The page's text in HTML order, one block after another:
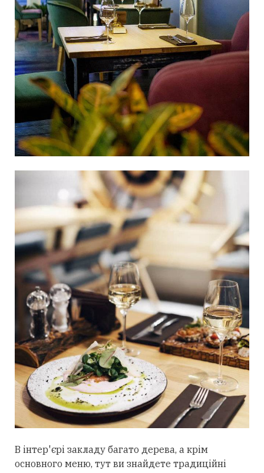
В інтер'єрі закладу багато дерева, а крім
основного меню, тут ви знайдете традиційні